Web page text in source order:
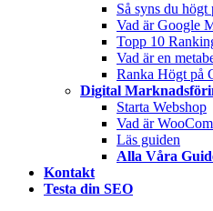
Så syns du
Vad är Google
Topp 10
Vad är en
Ranka Högt på
Digital
Starta Webshop
Vad är
Läs guiden
Alla Våra
Kontakt
Testa din SEO